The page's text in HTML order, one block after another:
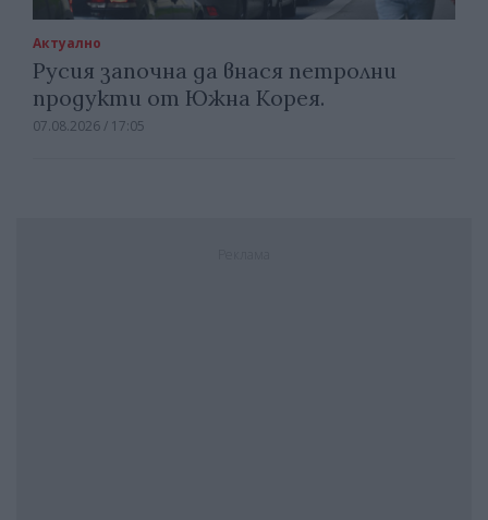
Актуално
Русия започна да внася петролни
продукти от Южна Корея.
07.08.2026 / 17:05